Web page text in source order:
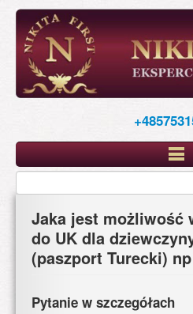
Skip
main
content
Jaka jest możliwość
do UK dla
(paszport Turecki)
Pytanie w szczegółach